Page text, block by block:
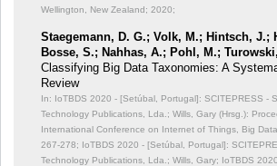
Wellington, New Zealand; 2020;
Staegemann, D. G.; Volk, M.; Hintsch, J.;
Bosse, S.; Nahhas, A.; Pohl, M.;
Classifying Big Data Taxonomies: A
Review
In: IoTBDS 2020 - [Setúbal, Portugal]: SCITEPRESS -
Technology Publications, Lda.; Wills, Gary (Hrsg.):
International Conference on Internet of Things, Big
267-278; IoTBDS 2020 - [Setúbal, Portugal]:
Technology Publications, Lda.; Wills, Gary; IoTBDS